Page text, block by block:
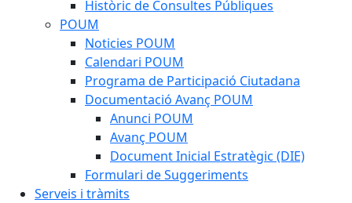
Històric de Consultes Públiques
POUM
Noticies POUM
Calendari POUM
Programa de Participació Ciutadana
Documentació Avanç POUM
Anunci POUM
Avanç POUM
Document Inicial Estratègic (DIE)
Formulari de Suggeriments
Serveis i tràmits